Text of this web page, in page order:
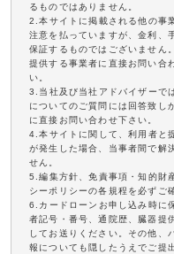
るものではありません。
2.本サイトに掲載される他の事
注意を払っていますが、金利、
保証するものではございません
提供する事業者に直接お問い合
い。
3.当社及び当社アドバイザーで
についてのご質問には回答致し
に直接お問い合わせ下さい。
4.本サイトに関して、利用者と
が発生した場合、当事者間で解
せん。
5.編集方針、免責事項・知的財
シーポリシーの各規程を必ずご
6.カードローンお申し込み時に
者記号・番号、通院歴、臓器提
してお送りください。その他、
報についても隠したうえでご提